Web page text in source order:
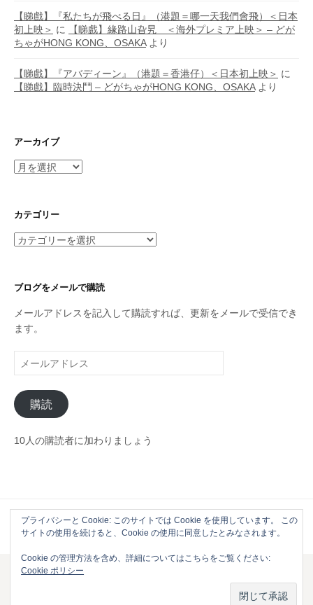
【睇戲】『私たちが飛べる日』（港題＝哪一天我們會飛）＜日本
初上映＞ に
【睇戲】緣路山旮旯 ＜海外プレミア上映＞ – どが
ちゃがHONG KONG、OSAKAより
【睇戲】『アバディーン』（港題＝香港仔）＜日本初上映＞ に
【睇戲】臨時決鬥 – どがちゃがHONG KONG、OSAKAより
アーカイブ
ア
イ
カテゴリー
カ
リ
ブログをメールで購読
メールアドレスを記入して購読すれば、更新をメールで受信でき
ます。
ー
ル
ア
ド
レ
購読
10人の購読者に加わりましょう
Powered byWordPress | Theme byThemehaus
プライバシーと Cookie: このサイトでは Cookie を使用しています。 この
サイトの使用を続けると、Cookie の使用に同意したとみなされます。
Cookie の管理方法を含め、詳細についてはこちらをご覧ください:
Cookie ポリシー